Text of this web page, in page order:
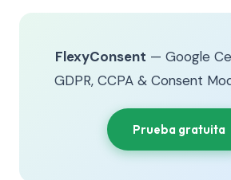
FlexyConsent — Google
GDPR, CCPA & Consent
Prueba gratuita